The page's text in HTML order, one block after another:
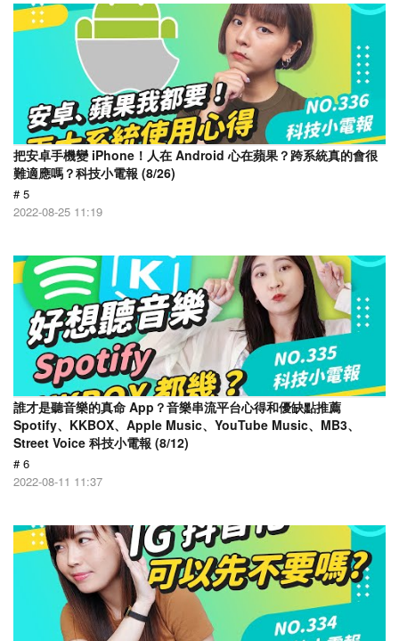
把安卓手機變 iPhone！人在 Android 心在蘋果？跨系統真的會很
難適應嗎？科技小電報 (8/26)
# 5
2022-08-25 11:19
誰才是聽音樂的真命 App？音樂串流平台心得和優缺點推薦
Spotify、KKBOX、Apple Music、YouTube Music、MB3、
Street Voice 科技小電報 (8/12)
# 6
2022-08-11 11:37